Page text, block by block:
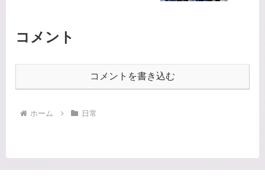
コメント
コメントを書き込む
ホーム 日常